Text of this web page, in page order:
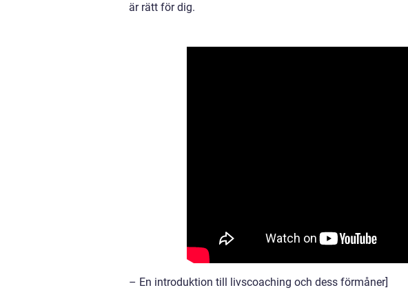
är rätt för dig.
– En introduktion till livscoaching och dess förmåner]